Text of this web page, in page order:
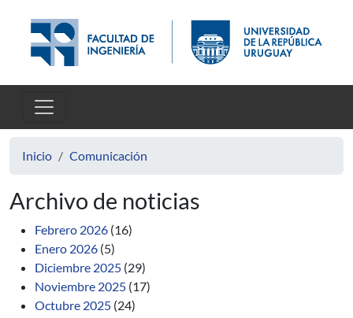
Inicio Comunicación
Archivo de noticias
Febrero 2026 (16)
Enero 2026 (5)
Diciembre 2025 (29)
Noviembre 2025 (17)
Octubre 2025 (24)